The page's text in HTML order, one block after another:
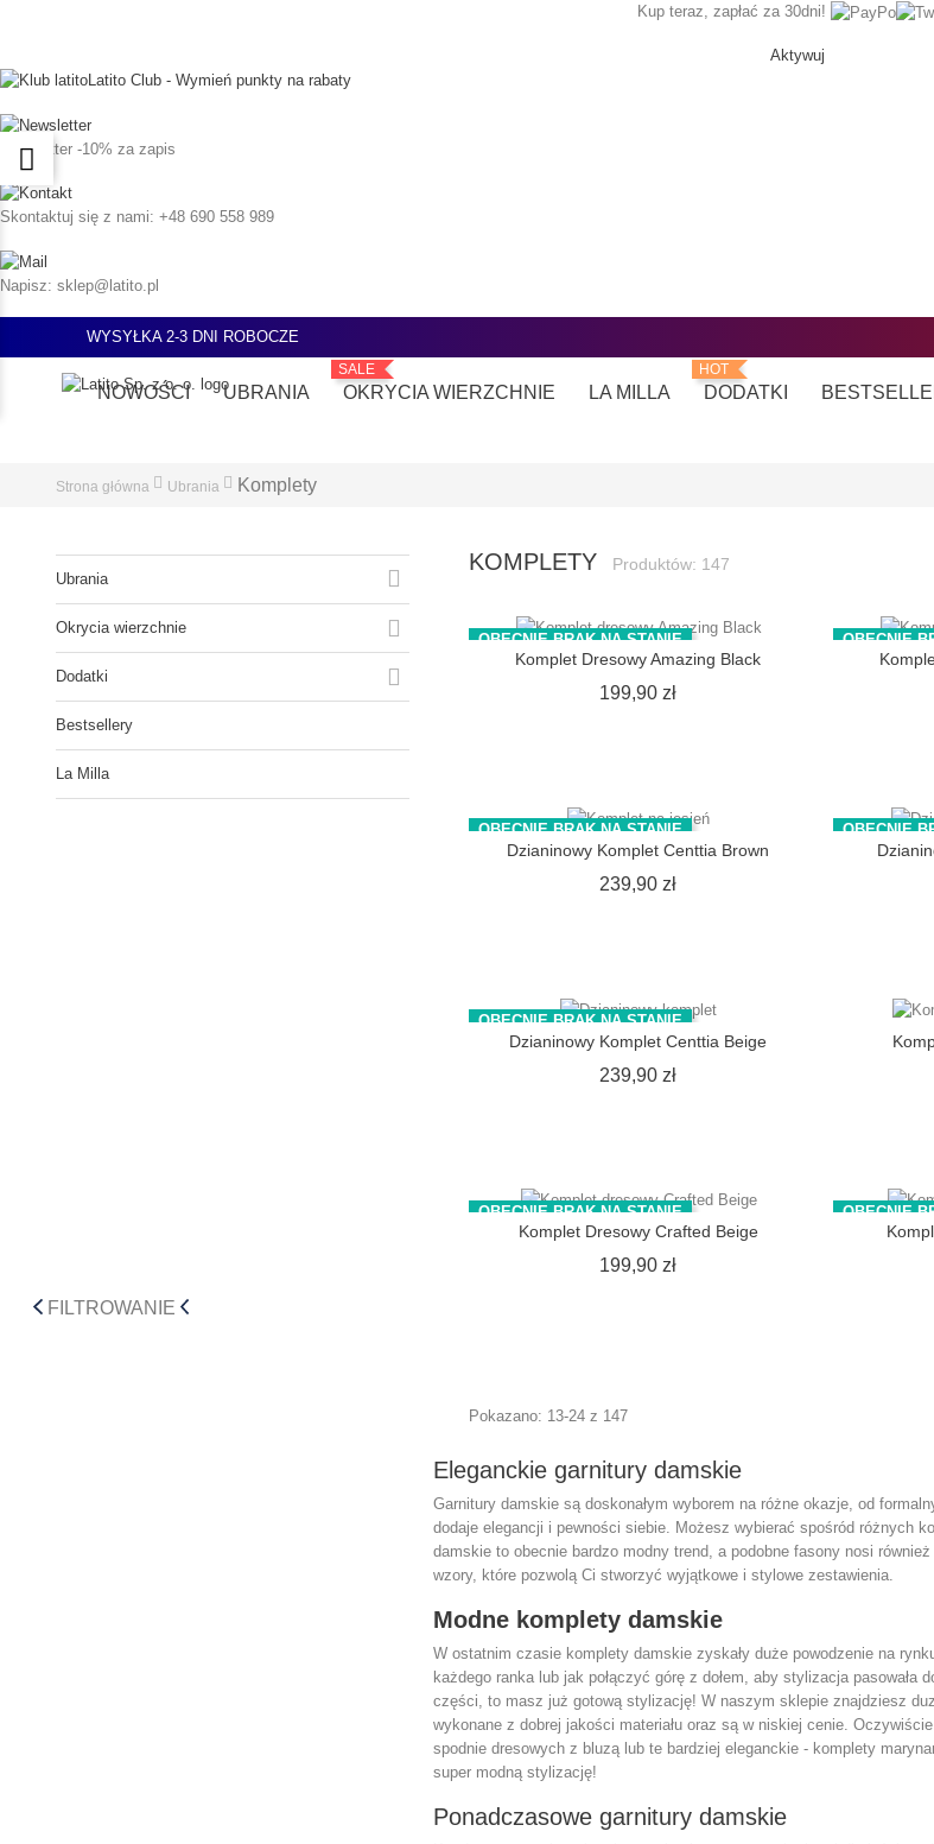
Kup teraz, zapłać za 30dni!
Aktywuj
Latito Club - Wymień punkty na rabaty
Newsletter -10% za zapis
Skontaktuj się z nami: +48 690 558 989
Napisz: sklep@latito.pl
WYSYŁKA 2-3 DNI ROBOCZE
NOWOŚCI UBRANIA
SALE
OKRYCIA WIERZCHNIE LA MILLA
HOT
DODATKI
Strona główna Ubrania Komplety
Ubrania 
Okrycia wierzchnie 
Dodatki 
Bestsellery
La Milla
KOMPLETY Produktów: 147
FILTROWANIE
OBECNIE BRAK NA STANIE
Komplet Dresowy Amazing Black
199,90 złCena
OBECNIE
OBECNIE BRAK NA STANIE
Dzianinowy Komplet Centtia Brown
239,90 złCena
OBECNIE
OBECNIE BRAK NA STANIE
Dzianinowy Komplet Centtia Beige
239,90 złCena
OBECNIE BRAK NA STANIE
Komplet Dresowy Crafted Beige
199,90 złCena
OBECNIE
Pokazano: 13-24 z 147
Eleganckie garnitury damskie
Garnitury damskie są doskonałym wyborem na różne okazje, od
dodaje elegancji i pewności siebie. Możesz wybierać spośród różnych
damskie to obecnie bardzo modny trend, a podobne fasony nosi
wzory, które pozwolą Ci stworzyć wyjątkowe i stylowe zestawienia.
Modne komplety damskie
W ostatnim czasie komplety damskie zyskały duże powodzenie na
każdego ranka lub jak połączyć górę z dołem, aby stylizacja
części, to masz już gotową stylizację! W naszym sklepie znajdziesz
wykonane z dobrej jakości materiału oraz są w niskiej cenie.
spodnie dresowych z bluzą lub te bardziej eleganckie - komplety
super modną stylizację!
Ponadczasowe garnitury damskie